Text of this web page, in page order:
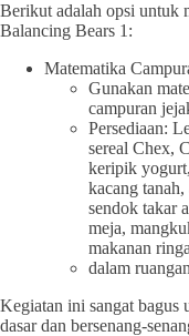
Berikut adalah opsi untuk
Balancing Bears 1:
Matematika
Gunakan
campuran
Persediaan:
sereal Chex,
keripik
kacang
sendok takar
meja,
makanan
dalam
Kegiatan ini sangat bagus
dasar dan bersenang-